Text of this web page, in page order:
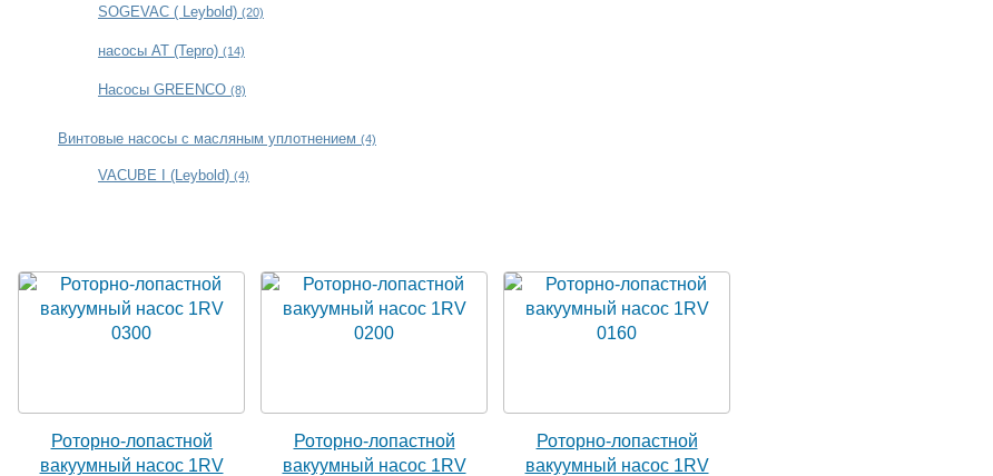
SOGEVAC ( Leybold) (20)
насосы AT (Tepro) (14)
Насосы GREENCO (8)
Винтовые насосы с масляным уплотнением (4)
VACUBE I (Leybold) (4)
Роторно-лопастной
вакуумный насос 1RV
Роторно-лопастной
вакуумный насос 1RV
Роторно-лопастной
вакуумный насос 1RV